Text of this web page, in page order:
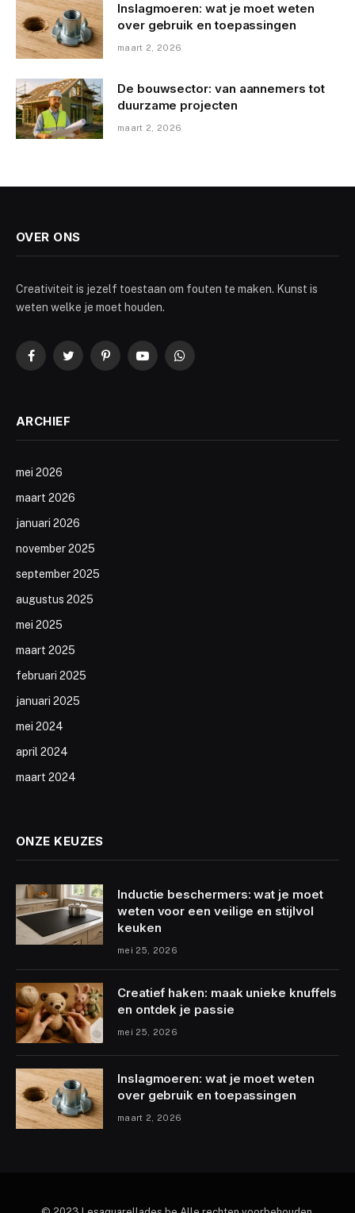
Inslagmoeren: wat je moet weten
over gebruik en toepassingen
maart 2, 2026
De bouwsector: van aannemers tot
duurzame projecten
maart 2, 2026
OVER ONS
Creativiteit is jezelf toestaan om fouten te maken. Kunst is
weten welke je moet houden.
FacebookTwitterPinterestYouTubeWhatsApp
ARCHIEF
mei 2026
maart 2026
januari 2026
november 2025
september 2025
augustus 2025
mei 2025
maart 2025
februari 2025
januari 2025
mei 2024
april 2024
maart 2024
ONZE KEUZES
Inductie beschermers: wat je moet
weten voor een veilige en stijlvol
keuken
mei 25, 2026
Creatief haken: maak unieke knuffels
en ontdek je passie
mei 25, 2026
Inslagmoeren: wat je moet weten
over gebruik en toepassingen
maart 2, 2026